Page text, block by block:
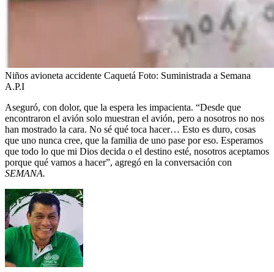
Niños avioneta accidente Caquetá Foto: Suministrada a Semana
A.P.I
Aseguró, con dolor, que la espera les impacienta. “Desde que
encontraron el avión solo muestran el avión, pero a nosotros no nos
han mostrado la cara. No sé qué toca hacer… Esto es duro, cosas
que uno nunca cree, que la familia de uno pase por eso. Esperamos
que todo lo que mi Dios decida o el destino esté, nosotros aceptamos
porque qué vamos a hacer”, agregó en la conversación con
SEMANA.